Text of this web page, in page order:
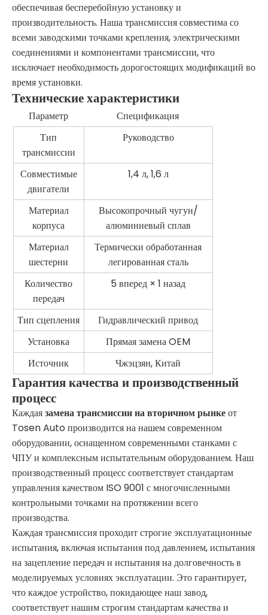
обеспечивая бесперебойную установку и
производительность. Наша трансмиссия совместима со
всеми заводскими точками крепления, электрическими
соединениями и компонентами трансмиссии, что
исключает необходимость дорогостоящих модификаций во
время установки.
Технические характеристики
Параметр
Спецификация
Тип
трансмиссии
Руководство
Совместимые
двигатели
1,4 л, 1,6 л
Материал
корпуса
Высокопрочный чугун/
алюминиевый сплав
Материал
шестерни
Термически обработанная
легированная сталь
Количество
передач
5 вперед × 1 назад
Тип сцепления
Гидравлический привод
Установка
Прямая замена OEM
Источник
Чжэцзян, Китай
Гарантия качества и производственный
процесс
Каждаязамена трансмиссии на вторичном рынкеот
Tosen Auto производится на нашем современном
оборудовании, оснащенном современными станками с
ЧПУ и комплексным испытательным оборудованием. Наш
производственный процесс соответствует стандартам
управления качеством ISO 9001 с многочисленными
контрольными точками на протяжении всего
производства.
Каждая трансмиссия проходит строгие эксплуатационные
испытания, включая испытания под давлением, испытания
на зацепление передач и испытания на долговечность в
моделируемых условиях эксплуатации. Это гарантирует,
что каждое устройство, покидающее наш завод,
соответствует нашим строгим стандартам качества и